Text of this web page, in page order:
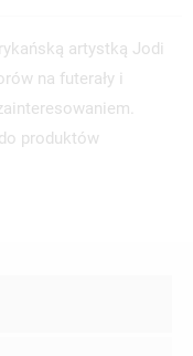
artystką Jodi
na futerały i
produktów